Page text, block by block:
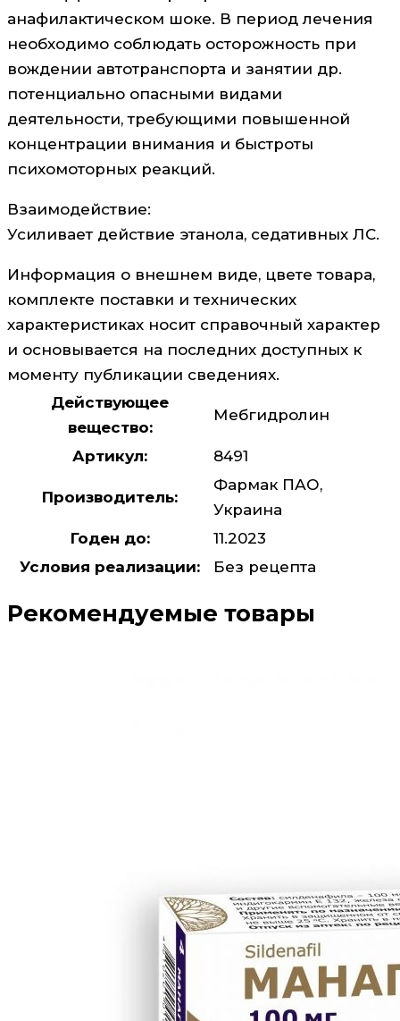
анафилактическом шоке. В период лечения
необходимо соблюдать осторожность при
вождении автотранспорта и занятии др.
потенциально опасными видами
деятельности, требующими повышенной
концентрации внимания и быстроты
психомоторных реакций.
Взаимодействие:
Усиливает действие этанола, седативных ЛС.
Информация о внешнем виде, цвете товара,
комплекте поставки и технических
характеристиках носит справочный характер
и основывается на последних доступных к
моменту публикации сведениях.
Действующее
вещество:
Мебгидролин
Артикул: 8491
Производитель:
Фармак ПАО,
Украина
Годен до:
11.2023
Условия реализации:
Без рецепта
Рекомендуемые товары